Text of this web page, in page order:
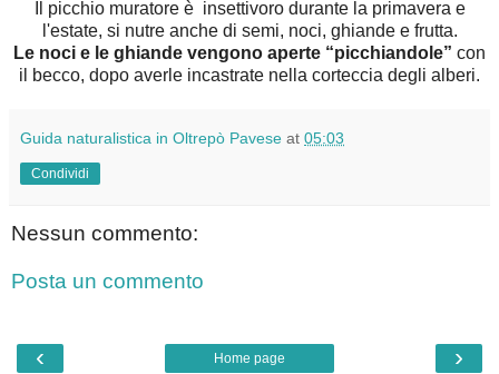
Il picchio muratore è insettivoro durante la primavera e
l'estate, si nutre anche di semi, noci, ghiande e frutta.
Le noci e le ghiande vengono aperte “picchiandole” con
il becco, dopo averle incastrate nella corteccia degli alberi.
Guida naturalistica in Oltrepò Pavese at 05:03
Condividi
Nessun commento:
Posta un commento
‹ ›
Home page